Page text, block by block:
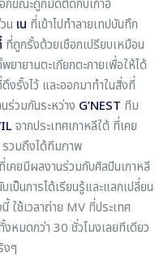
กขณะถูกมัดติดกับเก้าอี้
น เน ที่เข้าไปทำลายเทปบันทึก
ที่ถูกรั้งด้วยเชือกเปรียบเหมือน
ยายามตะเกียกตะกายเพื่อให้ได้
รั้งไว้ และออกมาทำในสิ่งที่
ร่วมกันระหว่าง G’NEST ทีม
จากประเทศเกาหลีใต้ ที่เคย
รวมถึงได้ทีมภาพ
ที่เคยมีผลงานร่วมกับศิลปินเกาหลี
ป็นการได้เรียนรู้และแลกเปลี่ยน
ใช้เวลาถ่าย MV ที่ประเทศ
หมดกว่า 30 ชั่วโมงเลยทีเดียว
งๆ